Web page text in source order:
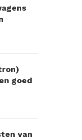
goed
van